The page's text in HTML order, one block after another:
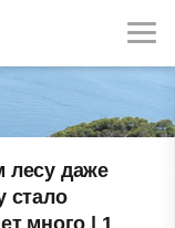
лесу даже
стало
много | 1